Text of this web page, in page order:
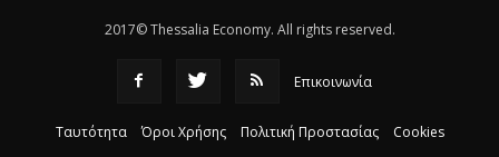
2017© Thessalia Economy. All rights reserved.
Επικοινωνία
Ταυτότητα Όροι Χρήσης Πολιτική Προστασίας Cookies